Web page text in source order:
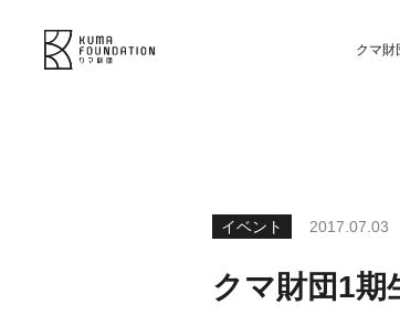
クマ財
イベント 2017.07.03
クマ財団1期